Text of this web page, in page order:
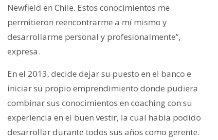
Newfield en Chile. Estos conocimientos me
permitieron reencontrarme a mí mismo y
desarrollarme personal y profesionalmente”,
expresa.
En el 2013, decide dejar su puesto en el banco e
iniciar su propio emprendimiento donde pudiera
combinar sus conocimientos en coaching con su
experiencia en el buen vestir, la cual había podido
desarrollar durante todos sus años como gerente.